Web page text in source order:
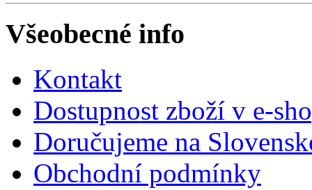
Všeobecné info
Kontakt
Dostupnost zboží v e-
Doručujeme na
Obchodní podmínky